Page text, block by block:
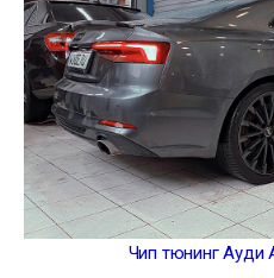
Чип тюнинг Ауди